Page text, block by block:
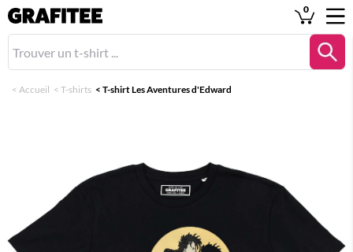
0
< Accueil < T-shirts < T-shirt Les Aventures d'Edward